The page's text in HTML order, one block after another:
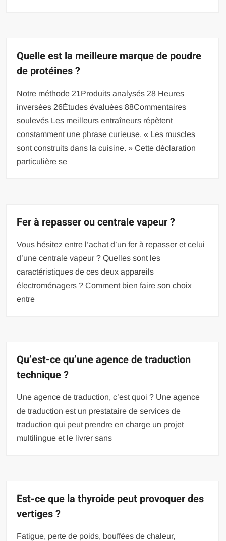
Quelle est la meilleure marque de poudre
de protéines ?
Notre méthode 21Produits analysés 28 Heures
inversées 26Études évaluées 88Commentaires
soulevés Les meilleurs entraîneurs répètent
constamment une phrase curieuse. « Les muscles
sont construits dans la cuisine. » Cette déclaration
particulière se
Fer à repasser ou centrale vapeur ?
Vous hésitez entre l’achat d’un fer à repasser et celui
d’une centrale vapeur ? Quelles sont les
caractéristiques de ces deux appareils
électroménagers ? Comment bien faire son choix
entre
Qu’est-ce qu’une agence de traduction
technique ?
Une agence de traduction, c’est quoi ? Une agence
de traduction est un prestataire de services de
traduction qui peut prendre en charge un projet
multilingue et le livrer sans
Est-ce que la thyroide peut provoquer des
vertiges ?
Fatigue, perte de poids, bouffées de chaleur,